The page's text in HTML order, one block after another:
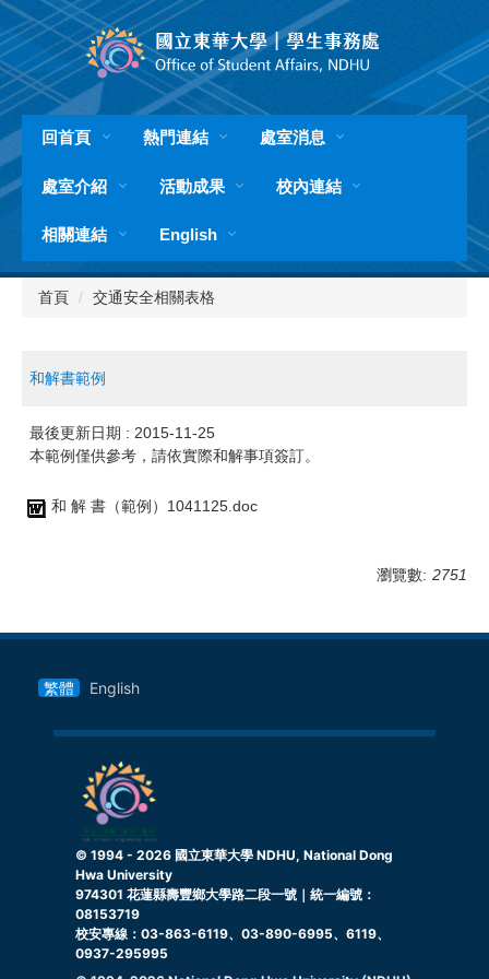
跳
到
主
要
內
容
區
回首頁 熱門連結 處室消息
處室介紹 活動成果 校內連結
相關連結 English
首頁 交通安全相關表格
和解書範例
最後更新日期 : 2015-11-25
本範例僅供參考，請依實際和解事項簽訂。
和 解 書（範例）1041125.doc
瀏覽數: 2751
繁體 English
© 1994 - 2026 國立東華大學 NDHU, National Dong
Hwa University
974301 花蓮縣壽豐鄉大學路二段一號｜統一編號：
08153719
校安專線：03-863-6119、03-890-6995、6119、
0937-295995